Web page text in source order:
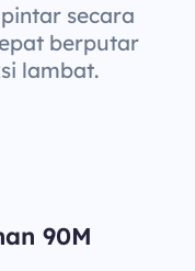
secara
berputar
lambat.
90M